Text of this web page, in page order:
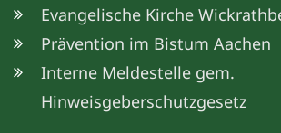
Evangelische Kirche
Prävention im Bistum Aachen
Interne Meldestelle gem.
Hinweisgeberschutzgesetz